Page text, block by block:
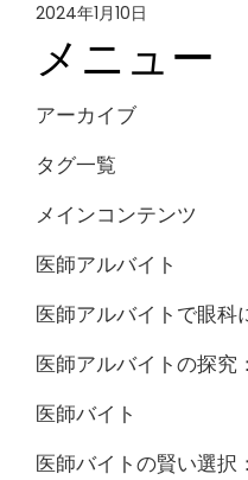
2024年1月10日
メニュー
アーカイブ
タグ一覧
メインコンテンツ
医師アルバイト
医師アルバイトで眼科
医師アルバイトの探究
医師バイト
医師バイトの賢い選択